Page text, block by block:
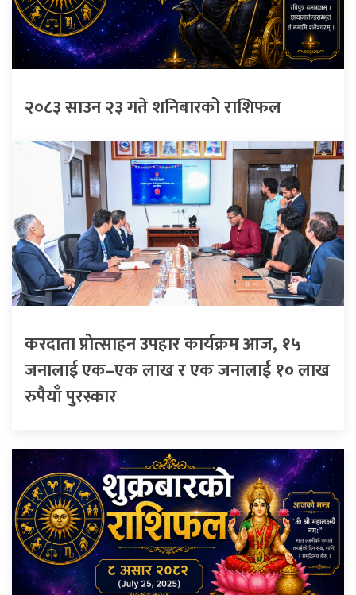
२०८३ साउन २३ गते शनिबारको राशिफल
करदाता प्रोत्साहन उपहार कार्यक्रम आज, १५
जनालाई एक–एक लाख र एक जनालाई १० लाख
रुपैयाँ पुरस्कार